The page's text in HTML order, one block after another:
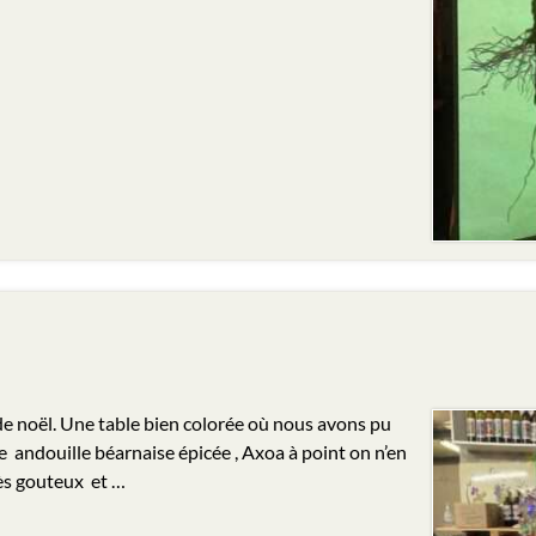
noël. Une table bien colorée où nous avons pu
béarnaise épicée , Axoa à point on n’en
gouteux et …